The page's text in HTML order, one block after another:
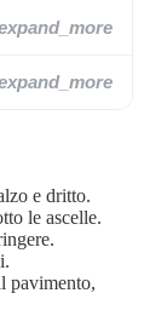
e dritto.
le ascelle.
pavimento,